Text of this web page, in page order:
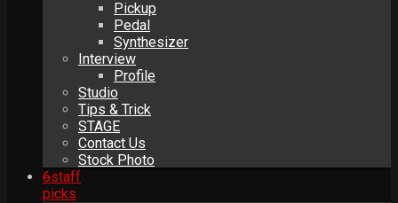
Pickup
Pedal
Synthesizer
Interview
Profile
Studio
Tips & Trick
STAGE
Contact Us
Stock Photo
6staff
picks